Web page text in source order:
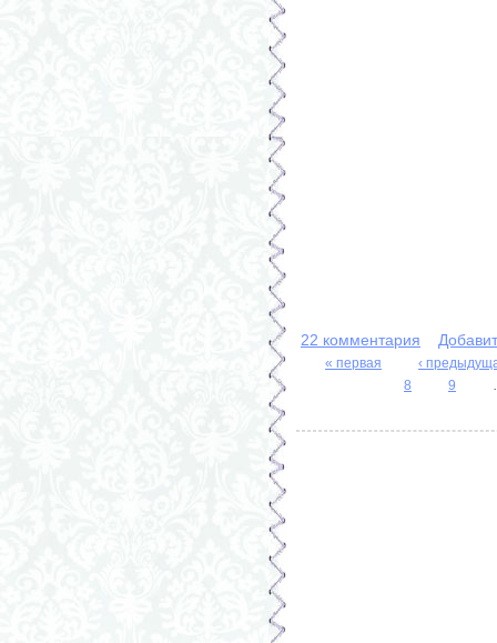
22 комментария
Страницы
« первая
‹
8
9